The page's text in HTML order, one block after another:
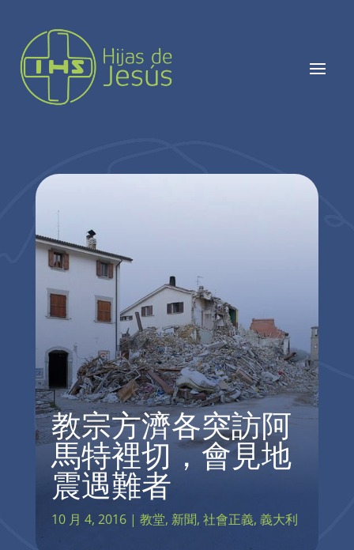
教宗方濟各突訪阿
馬特裡切，會見地
震遇難者
10 月 4, 2016| 教堂, 新聞, 社會正義, 義大利